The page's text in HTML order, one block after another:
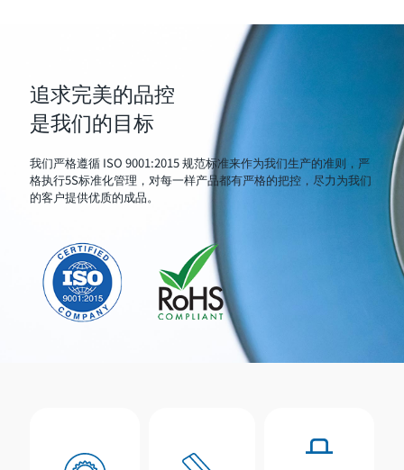
追求完美的品控
是我们的目标
我们严格遵循 ISO 9001:2015 规范标准来作为我们生产的准则，严
格执行5S标准化管理，对每一样产品都有严格的把控，尽力为我们
的客户提供优质的成品。